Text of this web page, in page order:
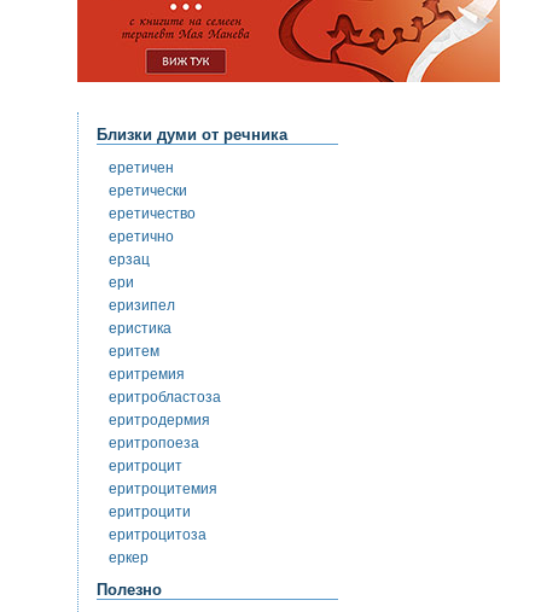
Близки думи от речника
еретичен
еретически
еретичество
еретично
ерзац
ери
еризипел
еристика
еритем
еритремия
еритробластоза
еритродермия
еритропоеза
еритроцит
еритроцитемия
еритроцити
еритроцитоза
еркер
Полезно